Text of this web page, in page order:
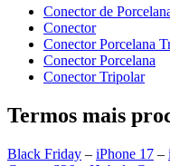
Conector de
Conector
Conector Porcelana
Conector Porcelana
Conector Tripolar
Termos mais
Black Friday – iPhone 17 –